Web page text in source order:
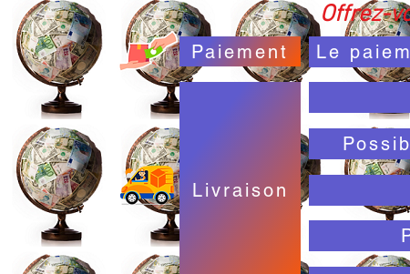
Offrez-
Paiement Le
Livraison